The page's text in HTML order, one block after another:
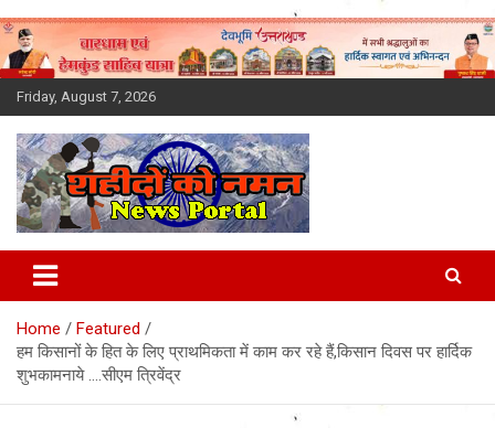
Skip
to
content
Friday, August 7, 2026
Latest News Today, Breaking
News, Uttarakhand News in
Hindi
Home
Featured
हम किसानों के हित के लिए प्राथमिकता में काम कर रहे हैं,किसान दिवस पर हार्दिक
शुभकामनाये ….सीएम त्रिवेंद्र